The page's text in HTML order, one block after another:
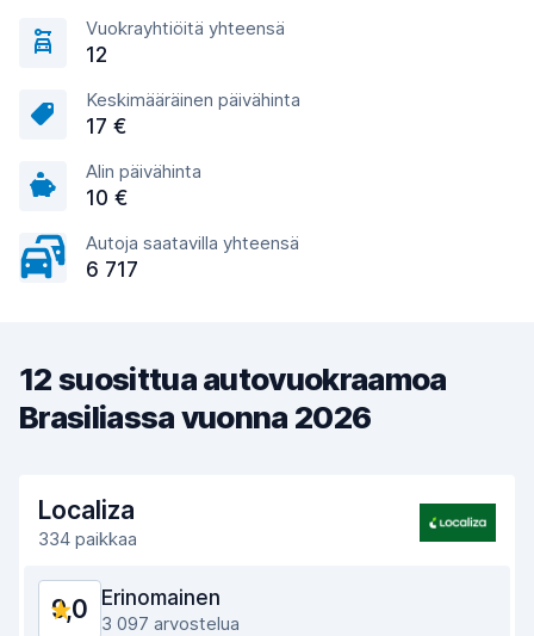
Vuokrayhtiöitä yhteensä
12
Keskimääräinen päivähinta
17 €
Alin päivähinta
10 €
Autoja saatavilla yhteensä
6 717
12 suosittua autovuokraamoa
Brasiliassa vuonna 2026
Localiza
334 paikkaa
9,0 Erinomainen
3 097 arvostelua